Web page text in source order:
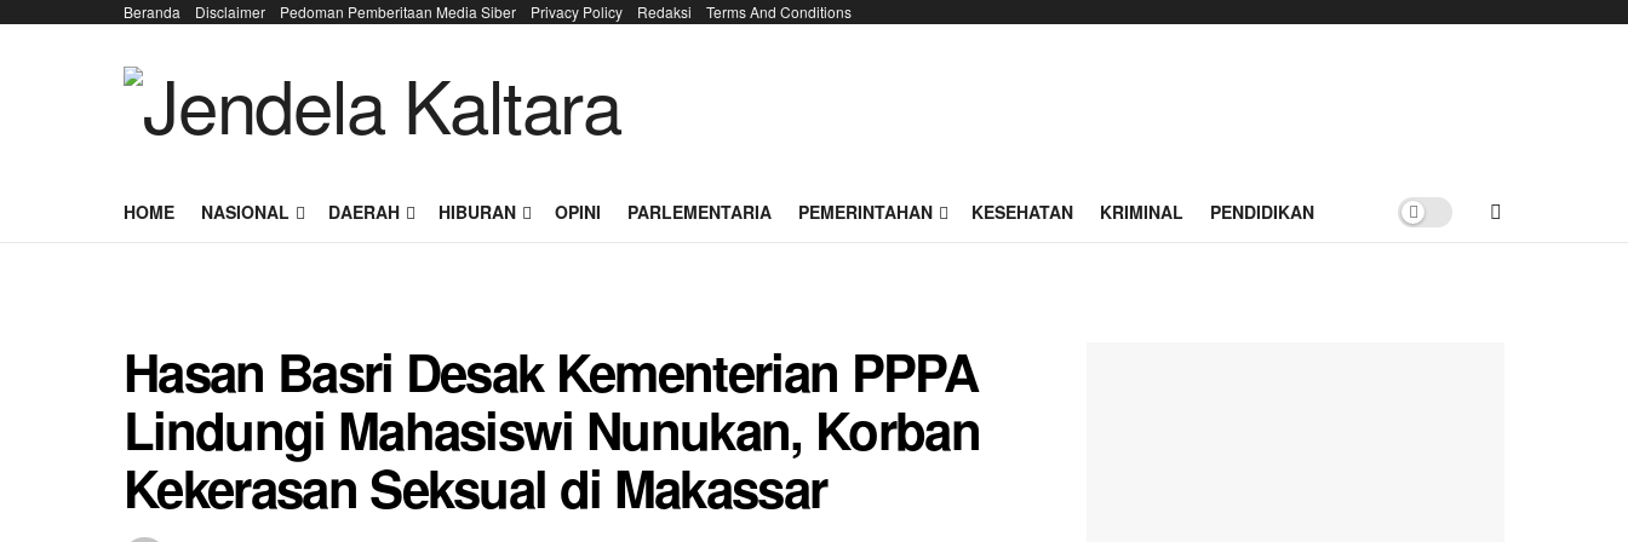
Beranda Disclaimer Pedoman Pemberitaan Media Siber Privacy Policy Redaksi Terms And Conditions
HOME NASIONAL DAERAH HIBURAN OPINI PARLEMENTARIA PEMERINTAHAN KESEHATAN KRIMINAL PENDIDIKAN
Hasan Basri Desak Kementerian PPPA
Lindungi Mahasiswi Nunukan, Korban
Kekerasan Seksual di Makassar